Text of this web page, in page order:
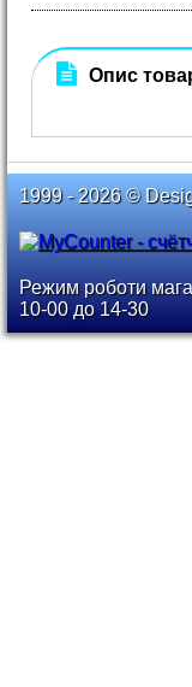
Опис
1999 - 2026 ©
Режим роботи
10-00 до 14-30